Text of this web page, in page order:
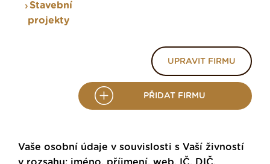
Stavební
projekty
UPRAVIT FIRMU
PŘIDAT FIRMU
Vaše osobní údaje v souvislosti s Vaší živností